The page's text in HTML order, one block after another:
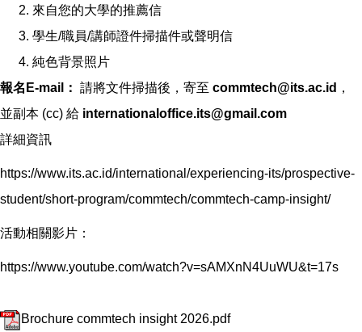
來自您的大學的推薦信
學生/職員/講師證件掃描件或聲明信
純色背景照片
報名E-mail： 請將文件掃描後，寄至 commtech@its.ac.id ，
並副本 (cc) 給 internationaloffice.its@gmail.com
詳細資訊
https://www.its.ac.id/international/experiencing-its/prospective-
student/short-program/commtech/commtech-camp-insight/
活動相關影片：
https://www.youtube.com/watch?v=sAMXnN4UuWU&t=17s
Brochure commtech insight 2026.pdf